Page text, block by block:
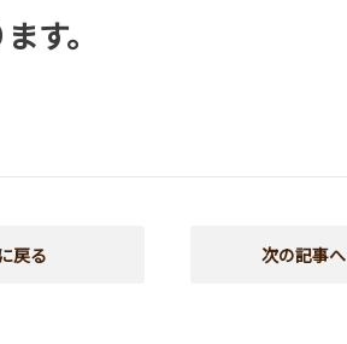
す。
戻る 次の記事へ